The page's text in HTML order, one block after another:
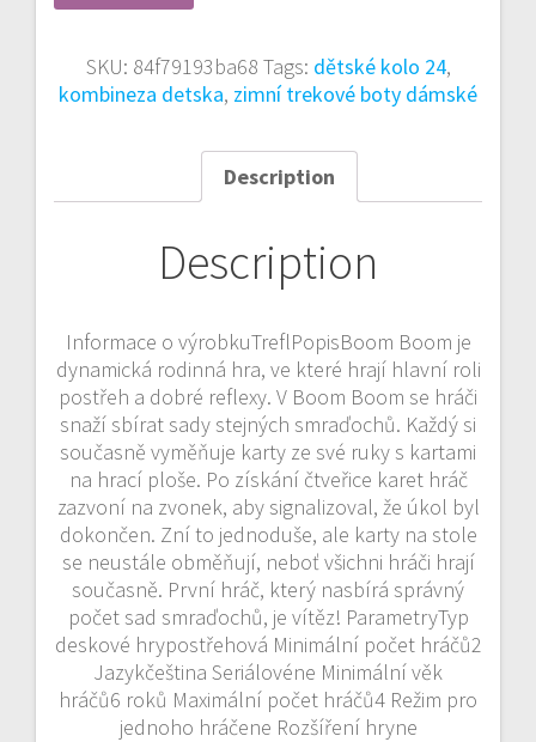
SKU: 84f79193ba68 Tags: dětské kolo 24,
kombineza detska, zimní trekové boty dámské
Description
Description
Informace o výrobkuTreflPopisBoom Boom je
dynamická rodinná hra, ve které hrají hlavní roli
postřeh a dobré reflexy. V Boom Boom se hráči
snaží sbírat sady stejných smraďochů. Každý si
současně vyměňuje karty ze své ruky s kartami
na hrací ploše. Po získání čtveřice karet hráč
zazvoní na zvonek, aby signalizoval, že úkol byl
dokončen. Zní to jednoduše, ale karty na stole
se neustále obměňují, neboť všichni hráči hrají
současně. První hráč, který nasbírá správný
počet sad smraďochů, je vítěz! ParametryTyp
deskové hrypostřehová Minimální počet hráčů2
Jazykčeština Seriálovéne Minimální věk
hráčů6 roků Maximální počet hráčů4 Režim pro
jednoho hráčene Rozšíření hryne